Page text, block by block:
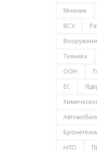
Мнение
ВСУ
Техника
ООН
ЕС
НЛО